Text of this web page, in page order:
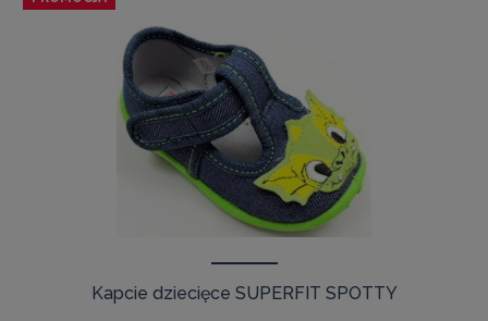
Kapcie dziecięce SUPERFIT SPOTTY